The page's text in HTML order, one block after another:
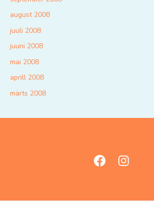
august 2008
juuli 2008
juuni 2008
mai 2008
aprill 2008
märts 2008